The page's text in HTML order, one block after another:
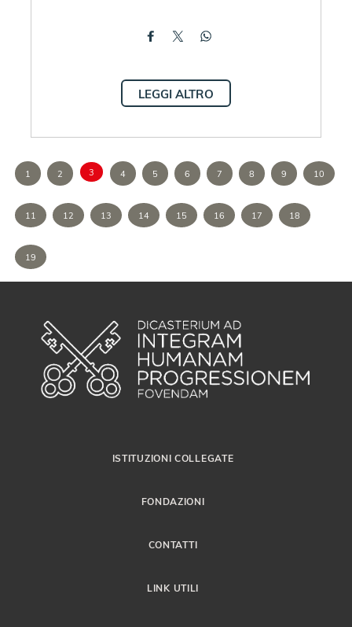
LEGGI ALTRO
1 2 3 4 5 6 7 8 9 10
11 12 13 14 15 16 17 18
19
ISTITUZIONI COLLEGATE
FONDAZIONI
CONTATTI
LINK UTILI